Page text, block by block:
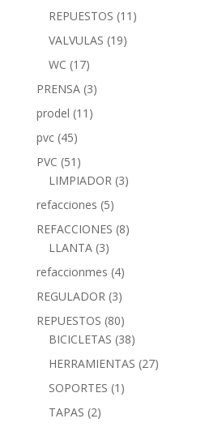
REPUESTOS (11)
VALVULAS (19)
WC (17)
PRENSA (3)
prodel (11)
pvc (45)
PVC (51)
LIMPIADOR (3)
refacciones (5)
REFACCIONES (8)
LLANTA (3)
refaccionmes (4)
REGULADOR (3)
REPUESTOS (80)
BICICLETAS (38)
HERRAMIENTAS (27)
SOPORTES (1)
TAPAS (2)